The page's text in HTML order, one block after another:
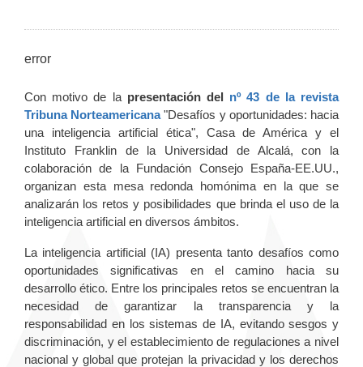
error
Con motivo de la presentación del nº 43 de la revista
Tribuna Norteamericana"Desafíos y oportunidades: hacia
una inteligencia artificial ética", Casa de América y el
Instituto Franklin de la Universidad de Alcalá, con la
colaboración de la Fundación Consejo España-EE.UU.,
organizan esta mesa redonda homónima en la que se
analizarán los retos y posibilidades que brinda el uso de la
inteligencia artificial en diversos ámbitos.
La inteligencia artificial (IA) presenta tanto desafíos como
oportunidades significativas en el camino hacia su
desarrollo ético. Entre los principales retos se encuentran la
necesidad de garantizar la transparencia y la
responsabilidad en los sistemas de IA, evitando sesgos y
discriminación, y el establecimiento de regulaciones a nivel
nacional y global que protejan la privacidad y los derechos